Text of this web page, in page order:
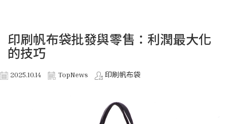
印刷帆布袋批發與零售：利潤最大化
的技巧
2025.10.14 TopNews 印刷帆布袋